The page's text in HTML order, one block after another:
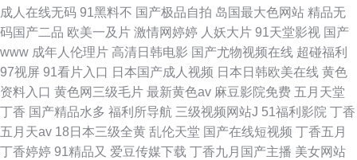
成人在线无码 91黑料不 国产极品自拍 岛国最大色网站 精品无
码国产二品 欧美一及片 激情网婷婷 人妖大片 91天堂影视 国产
www 成年人伦理片 高清日韩电影 国产尤物视频在线 超碰福利
97视屏 91看片入口 日本国产成人视频 日本日韩欧美在线 黄色
资料入口 黄色网三级毛片 最新黄色av 麻豆影院免费 五月天堂
丁香 国产精品水多 福利所导航 三级视频网站J 51福利影院 丁香
五月天av 18日本三级全黄 乱伦天堂 国产在线短视频 丁香五月
丁香婷婷 91精品又 爱豆传媒下载 丁香九月国产主播 美女网站